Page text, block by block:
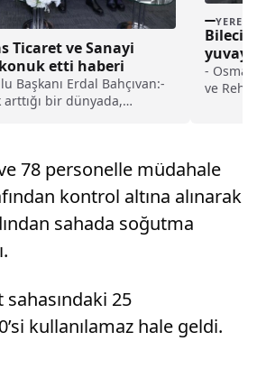
Ticaret ve Sanayi
etti haberi
Başkanı Erdal Bahçıvan:-
bir dünyada,
"Acımasız küresel rekabet
yaratmak
devletten beklemek
büyük görevler düşüyor.
üniversite-sanayi iş
olarak kullanılabilir"
YEREL
-
ve
78 personelle müdahale
kontrol altına alınarak
sahada soğutma
sahasındaki 25
kullanılamaz hale geldi.